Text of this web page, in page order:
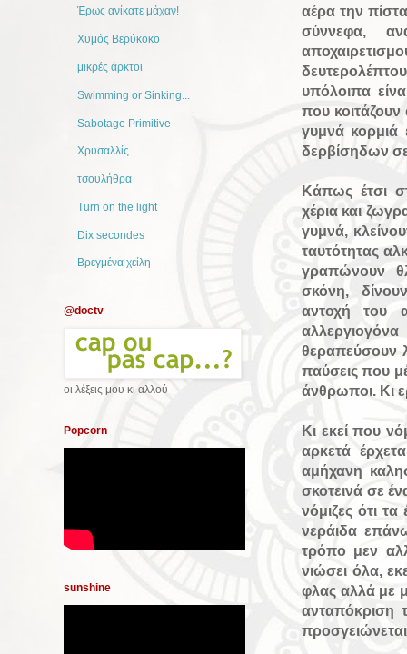
αέρα την
σύννεφα,
υπόλοιπα
που
γυμνά κορμιά
δερβίσηδων σε
Κάπως έτσι
χέρια και
γυμνά,
ταυτότητας
γραπώνουν
σκόνη,
αντοχή του
θεραπεύσουν
παύσεις που
άνθρωποι. Κι
Κι εκεί που
αρκετά
αμήχανη
σκοτεινά σε
νόμιζες ότι
νεράιδα
τρόπο μεν
νιώσει όλα,
φλας αλλά με
ανταπόκριση
Έρως ανίκατε μάχαν!
Χυμός Βερύκοκο
μικρές άρκτοι
Swimming or Sinking...
Sabotage Primitive
Χρυσαλλίς
τσουλήθρα
Turn on the light
Dix secondes
Βρεγμένα χείλη
@doctv
οι λέξεις μου κι αλλού
Popcorn
sunshine